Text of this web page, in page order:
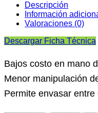
Descripción
Información
Valoraciones (0)
Descargar Ficha Técnica
Bajos costo en mano
Menor manipulación
Permite envasar